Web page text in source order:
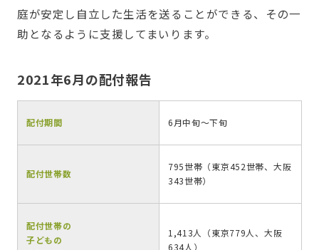
庭が安定し自立した生活を送ることができる、その一
助となるように支援してまいります。
2021年6月の配付報告
配付期間 6月中旬～下旬
配付世帯数
795世帯（東京452世帯、大阪
343世帯）
配付世帯の
子どもの
1,413人（東京779人、大阪
634人）